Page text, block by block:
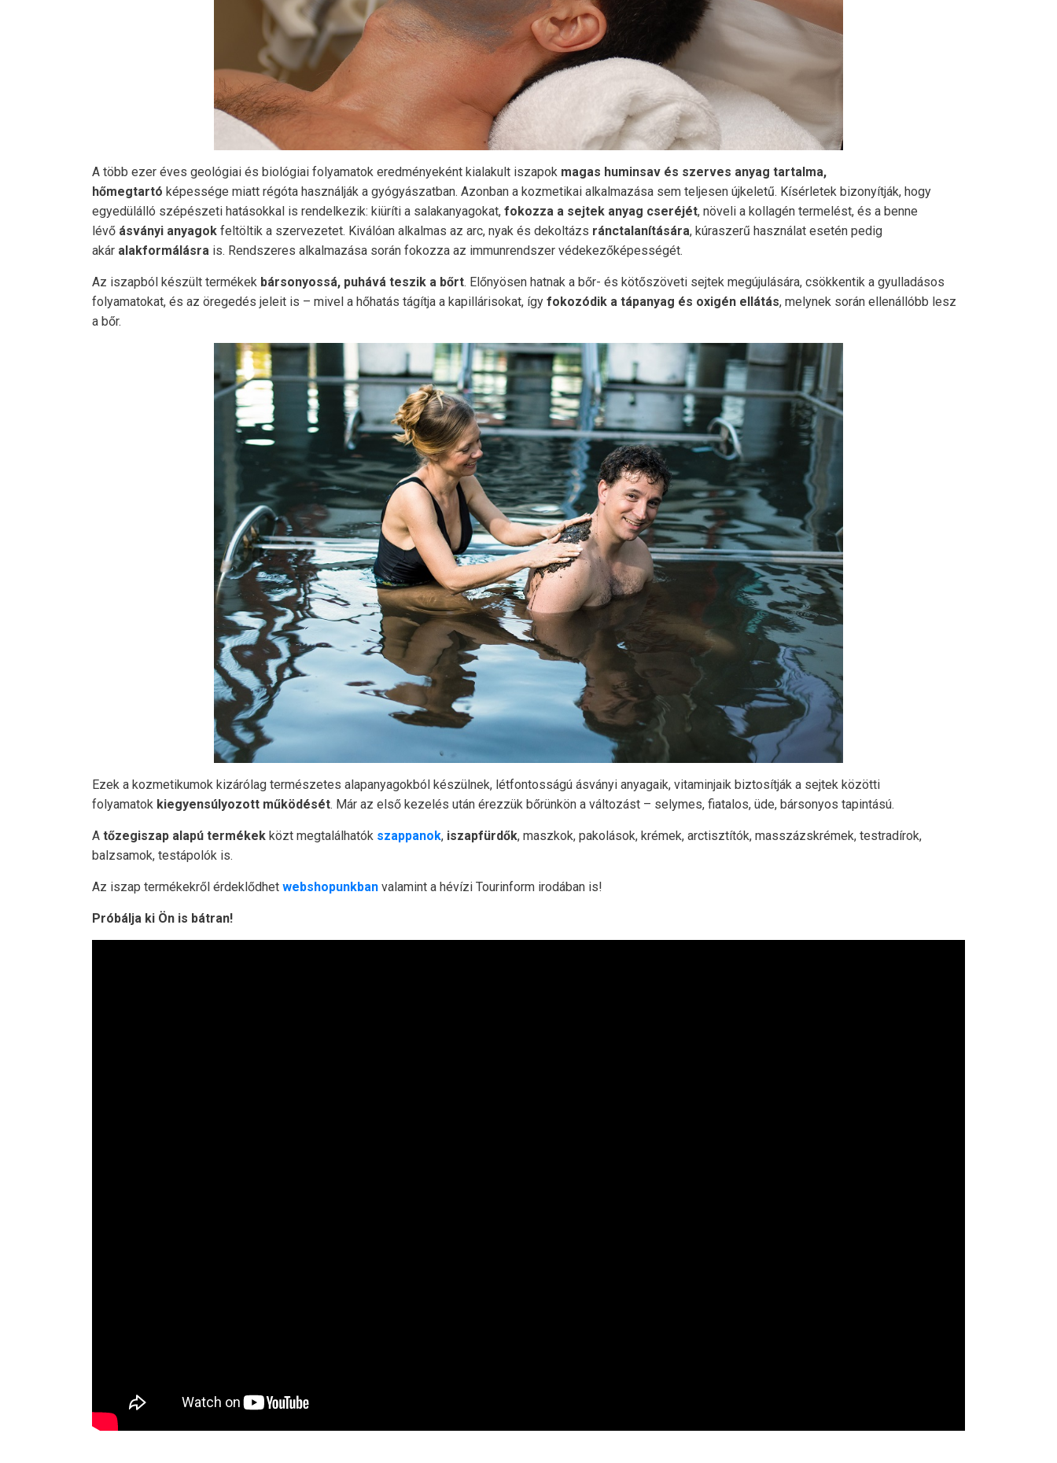
A több ezer éves geológiai és biológiai folyamatok eredményeként kialakult iszapok magas huminsav és szerves anyag tartalma,
hőmegtartó képessége miatt régóta használják a gyógyászatban. Azonban a kozmetikai alkalmazása sem teljesen újkeletű. Kísérletek bizonyítják, hogy
egyedülálló szépészeti hatásokkal is rendelkezik: kiüríti a salakanyagokat, fokozza a sejtek anyag cseréjét, növeli a kollagén termelést, és a benne
lévő ásványi anyagok feltöltik a szervezetet. Kiválóan alkalmas az arc, nyak és dekoltázs ránctalanítására, kúraszerű használat esetén pedig
akár alakformálásra is. Rendszeres alkalmazása során fokozza az immunrendszer védekezőképességét.
Az iszapból készült termékek bársonyossá, puhává teszik a bőrt. Előnyösen hatnak a bőr- és kötőszöveti sejtek megújulására, csökkentik a gyulladásos
folyamatokat, és az öregedés jeleit is – mivel a hőhatás tágítja a kapillárisokat, így fokozódik a tápanyag és oxigén ellátás, melynek során ellenállóbb lesz
a bőr.
Ezek a kozmetikumok kizárólag természetes alapanyagokból készülnek, létfontosságú ásványi anyagaik, vitaminjaik biztosítják a sejtek közötti
folyamatok kiegyensúlyozott működését. Már az első kezelés után érezzük bőrünkön a változást – selymes, fiatalos, üde, bársonyos tapintású.
A tőzegiszap alapú termékek közt megtalálhatók szappanok, iszapfürdők, maszkok, pakolások, krémek, arctisztítók, masszázskrémek, testradírok,
balzsamok, testápolók is.
Az iszap termékekről érdeklődhet webshopunkban valamint a hévízi Tourinform irodában is!
Próbálja ki Ön is bátran!